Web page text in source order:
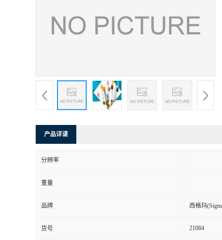
产品详请
分辨率
重量
品牌 西格玛
货号 21084